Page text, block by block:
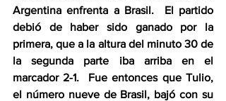
Argentina enfrenta a Brasil.  El partido
debió de haber sido ganado por la
primera, que a la altura del minuto 30 de
la segunda parte iba arriba en el
marcador 2-1.  Fue entonces que Tulio,
el número nueve de Brasil, bajó con su